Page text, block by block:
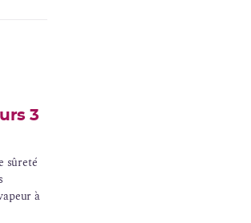
3
sûreté
à